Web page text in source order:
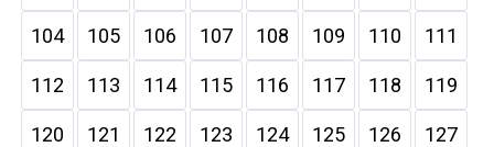
104 105 106 107 108 109 110 111
112 113 114 115 116 117 118 119
120 121 122 123 124 125 126 127